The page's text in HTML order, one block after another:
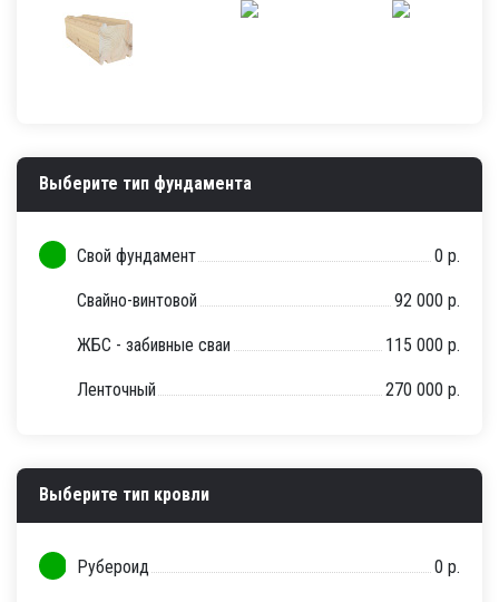
Выберите тип фундамента
Свой фундамент 0 р.
Свайно-винтовой 92 000 р.
ЖБС - забивные сваи 115 000 р.
Ленточный 270 000 р.
Выберите тип кровли
Рубероид 0 р.